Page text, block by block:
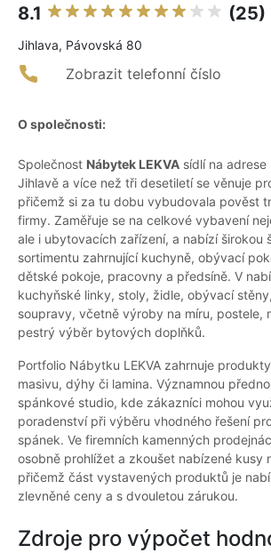
8.1 (25)
Jihlava, Pávovská 80
Zobrazit telefonní číslo
O společnosti:
Společnost Nábytek LEKVA sídlí na
Jihlavě a více než tři desetiletí se věnuje
přičemž si za tu dobu vybudovala pověst
firmy. Zaměřuje se na celkové vybavení
ale i ubytovacích zařízení, a nabízí širokou
sortimentu zahrnující kuchyně, obývací
dětské pokoje, pracovny a předsíně. V
kuchyňské linky, stoly, židle, obývací
soupravy, včetně výroby na míru, postele,
pestrý výběr bytových doplňků.
Portfolio Nábytku LEKVA zahrnuje
masivu, dýhy či lamina. Významnou
spánkové studio, kde zákazníci mohou
poradenství při výběru vhodného řešení
spánek. Ve firemních kamenných
osobně prohlížet a zkoušet nabízené kusy
přičemž část vystavených produktů je
zlevněné ceny a s dvouletou zárukou.
Zdroje pro výpočet